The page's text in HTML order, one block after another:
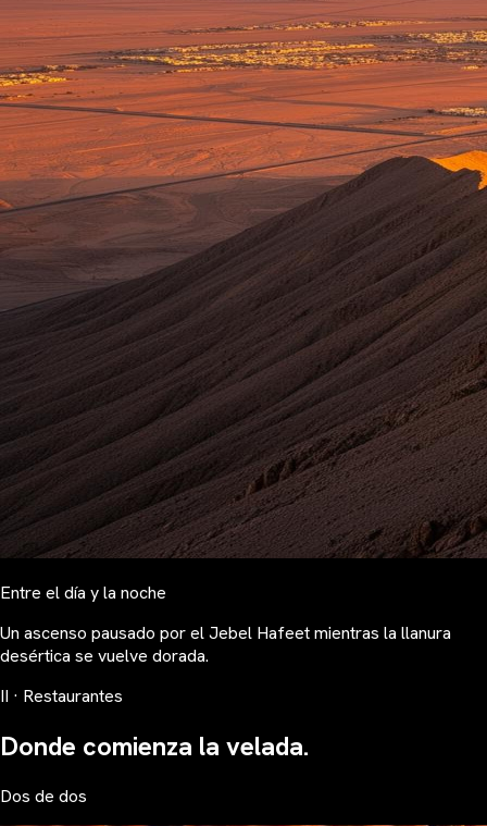
Entre el día y la noche
Un ascenso pausado por el Jebel Hafeet mientras la llanura
desértica se vuelve dorada.
II · Restaurantes
Donde comienza la velada.
Dos de dos